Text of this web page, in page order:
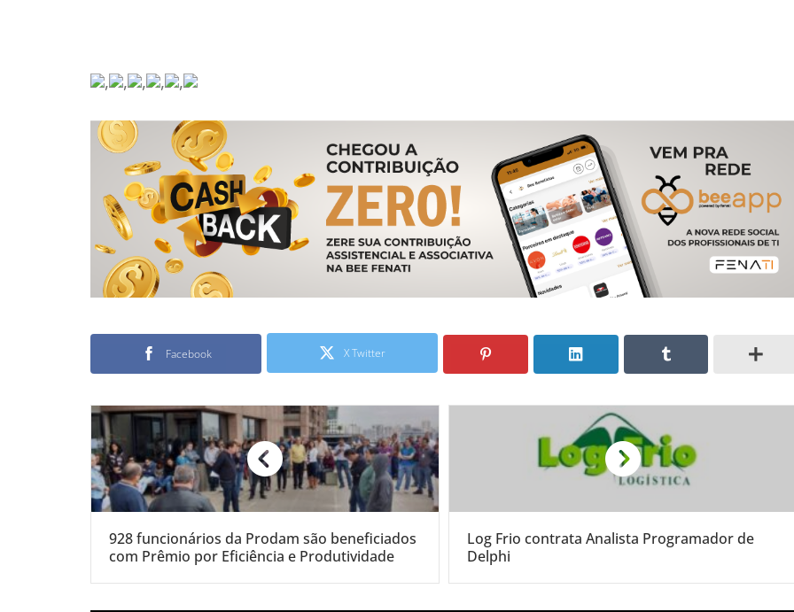
, , , , ,
Facebook X Twitter
928 funcionários da Prodam são beneficiados
com Prêmio por Eficiência e Produtividade
Log Frio contrata Analista Programador de
Delphi